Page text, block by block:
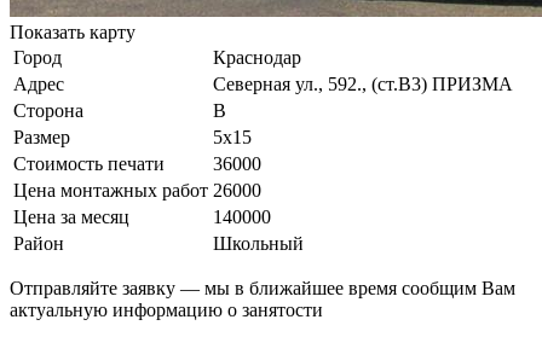
Показать карту
Город
Краснодар
Адрес
Северная ул., 592., (ст.B3) ПРИЗМА
Сторона
B
Размер
5х15
Стоимость печати
36000
Цена монтажных работ 26000
Цена за месяц
140000
Район
Школьный
Отправляйте заявку — мы в ближайшее время сообщим Вам
актуальную информацию о занятости